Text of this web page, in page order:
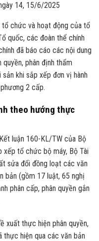
14, 15/6/2025
chức và hoạt động của tổ
quốc, các đoàn thể chính
đã báo cáo các nội dung
phân định thẩm
khi sắp xếp đơn vị hành
2 cấp.
theo hướng thực
luận 160-KL/TW của Bộ
tổ chức bộ máy, Bộ Tài
sửa đổi đồng loạt các văn
bản (gồm 17 luật, 65 nghị
phân cấp, phân quyền gắn
xuất thực hiện phân quyền,
thực hiện qua các văn bản